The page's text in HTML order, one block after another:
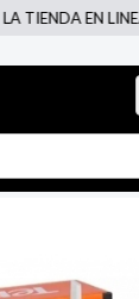
EN LINEA